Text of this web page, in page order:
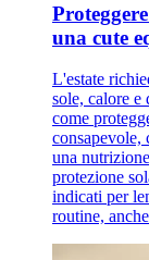
una cute
L'estate
sole, calore e
come
consapevole,
una
protezione
indicati per
routine,